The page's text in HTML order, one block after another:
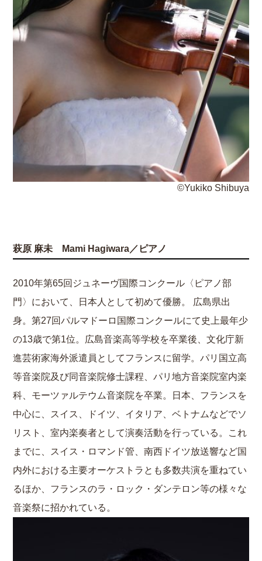
©Yukiko Shibuya
萩原 麻未 Mami Hagiwara／ピアノ
2010年第65回ジュネーヴ国際コンクール〈ピアノ部
門〉において、日本人として初めて優勝。 広島県出
身。第27回パルマドーロ国際コンクールにて史上最年少
の13歳で第1位。広島音楽高等学校を卒業後、文化庁新
進芸術家海外派遣員としてフランスに留学。パリ国立高
等音楽院及び同音楽院修士課程、パリ地方音楽院室内楽
科、モーツァルテウム音楽院を卒業。日本、フランスを
中心に、スイス、ドイツ、イタリア、ベトナムなどでソ
リスト、室内楽奏者として演奏活動を行っている。これ
までに、スイス・ロマンド管、南西ドイツ放送響など国
内外における主要オーケストラとも多数共演を重ねてい
るほか、フランスのラ・ロック・ダンテロン等の様々な
音楽祭に招かれている。